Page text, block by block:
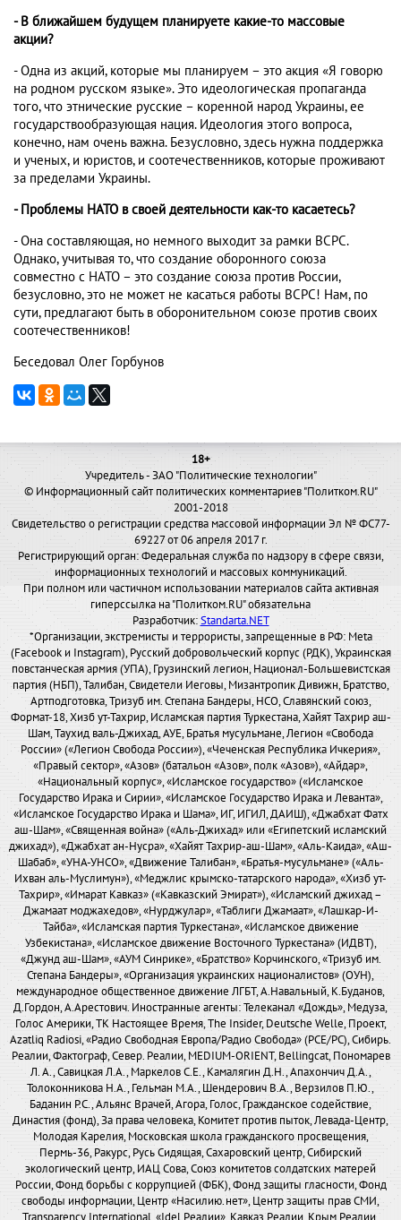
- В ближайшем будущем планируете какие-то массовые
акции?
- Одна из акций, которые мы планируем – это акция «Я говорю
на родном русском языке». Это идеологическая пропаганда
того, что этнические русские – коренной народ Украины, ее
государствообразующая нация. Идеология этого вопроса,
конечно, нам очень важна. Безусловно, здесь нужна поддержка
и ученых, и юристов, и соотечественников, которые проживают
за пределами Украины.
- Проблемы НАТО в своей деятельности как-то касаетесь?
- Она составляющая, но немного выходит за рамки ВСРС.
Однако, учитывая то, что создание оборонного союза
совместно с НАТО – это создание союза против России,
безусловно, это не может не касаться работы ВСРС! Нам, по
сути, предлагают быть в оборонительном союзе против своих
соотечественников!
Беседовал Олег Горбунов
18+
Учредитель - ЗАО "Политические технологии"
© Информационный сайт политических комментариев "Политком.RU"
2001-2018
Свидетельство о регистрации средства массовой информации Эл № ФС77-
69227 от 06 апреля 2017 г.
Регистрирующий орган: Федеральная служба по надзору в сфере связи,
информационных технологий и массовых коммуникаций.
При полном или частичном использовании материалов сайта активная
гиперссылка на "Политком.RU" обязательна
Разработчик:Standarta.NET
*Организации, экстремисты и террористы, запрещенные в РФ: Meta
(Facebook и Instagram), Русский добровольческий корпус (РДК), Украинская
повстанческая армия (УПА), Грузинский легион, Национал-Большевистская
партия (НБП), Талибан, Свидетели Иеговы, Мизантропик Дивижн, Братство,
Артподготовка, Тризуб им. Степана Бандеры, НСО, Славянский союз,
Формат-18, Хизб ут-Тахрир, Исламская партия Туркестана, Хайят Тахрир аш-
Шам, Таухид валь-Джихад, АУЕ, Братья мусульмане, Легион «Свобода
России» («Легион Свобода России»), «Чеченская Республика Ичкерия»,
«Правый сектор», «Азов» (батальон «Азов», полк «Азов»), «Айдар»,
«Национальный корпус», «Исламское государство» («Исламское
Государство Ирака и Сирии», «Исламское Государство Ирака и Леванта»,
«Исламское Государство Ирака и Шама», ИГ, ИГИЛ, ДАИШ), «Джабхат Фатх
аш-Шам», «Священная война» («Аль-Джихад» или «Египетский исламский
джихад»), «Джабхат ан-Нусра», «Хайят Тахрир-аш-Шам», «Аль-Каида», «Аш-
Шабаб», «УНА-УНСО», «Движение Талибан», «Братья-мусульмане» («Аль-
Ихван аль-Муслимун»), «Меджлис крымско-татарского народа», «Хизб ут-
Тахрир», «Имарат Кавказ» («Кавказский Эмират»), «Исламский джихад –
Джамаат моджахедов», «Нурджулар», «Таблиги Джамаат», «Лашкар-И-
Тайба», «Исламская партия Туркестана», «Исламское движение
Узбекистана», «Исламское движение Восточного Туркестана» (ИДВТ),
«Джунд аш-Шам», «АУМ Синрике», «Братство» Корчинского, «Тризуб им.
Степана Бандеры», «Организация украинских националистов» (ОУН),
международное общественное движение ЛГБТ, А.Навальный, К.Буданов,
Д.Гордон, А.Арестович. Иностранные агенты: Телеканал «Дождь», Медуза,
Голос Америки, ТК Настоящее Время, The Insider, Deutsche Welle, Проект,
Azatliq Radiosi, «Радио Свободная Европа/Радио Свобода» (PCE/PC), Сибирь.
Реалии, Фактограф, Север. Реалии, MEDIUM-ORIENT, Bellingcat, Пономарев
Л. А., Савицкая Л.А., Маркелов С.Е., Камалягин Д.Н., Апахончич Д.А.,
Толоконникова Н.А., Гельман М.А., Шендерович В.А., Верзилов П.Ю.,
Баданин Р.С., Альянс Врачей, Агора, Голос, Гражданское содействие,
Династия (фонд), За права человека, Комитет против пыток, Левада-Центр,
Молодая Карелия, Московская школа гражданского просвещения,
Пермь-36, Ракурс, Русь Сидящая, Сахаровский центр, Сибирский
экологический центр, ИАЦ Сова, Союз комитетов солдатских матерей
России, Фонд борьбы с коррупцией (ФБК), Фонд защиты гласности, Фонд
свободы информации, Центр «Насилию.нет», Центр защиты прав СМИ,